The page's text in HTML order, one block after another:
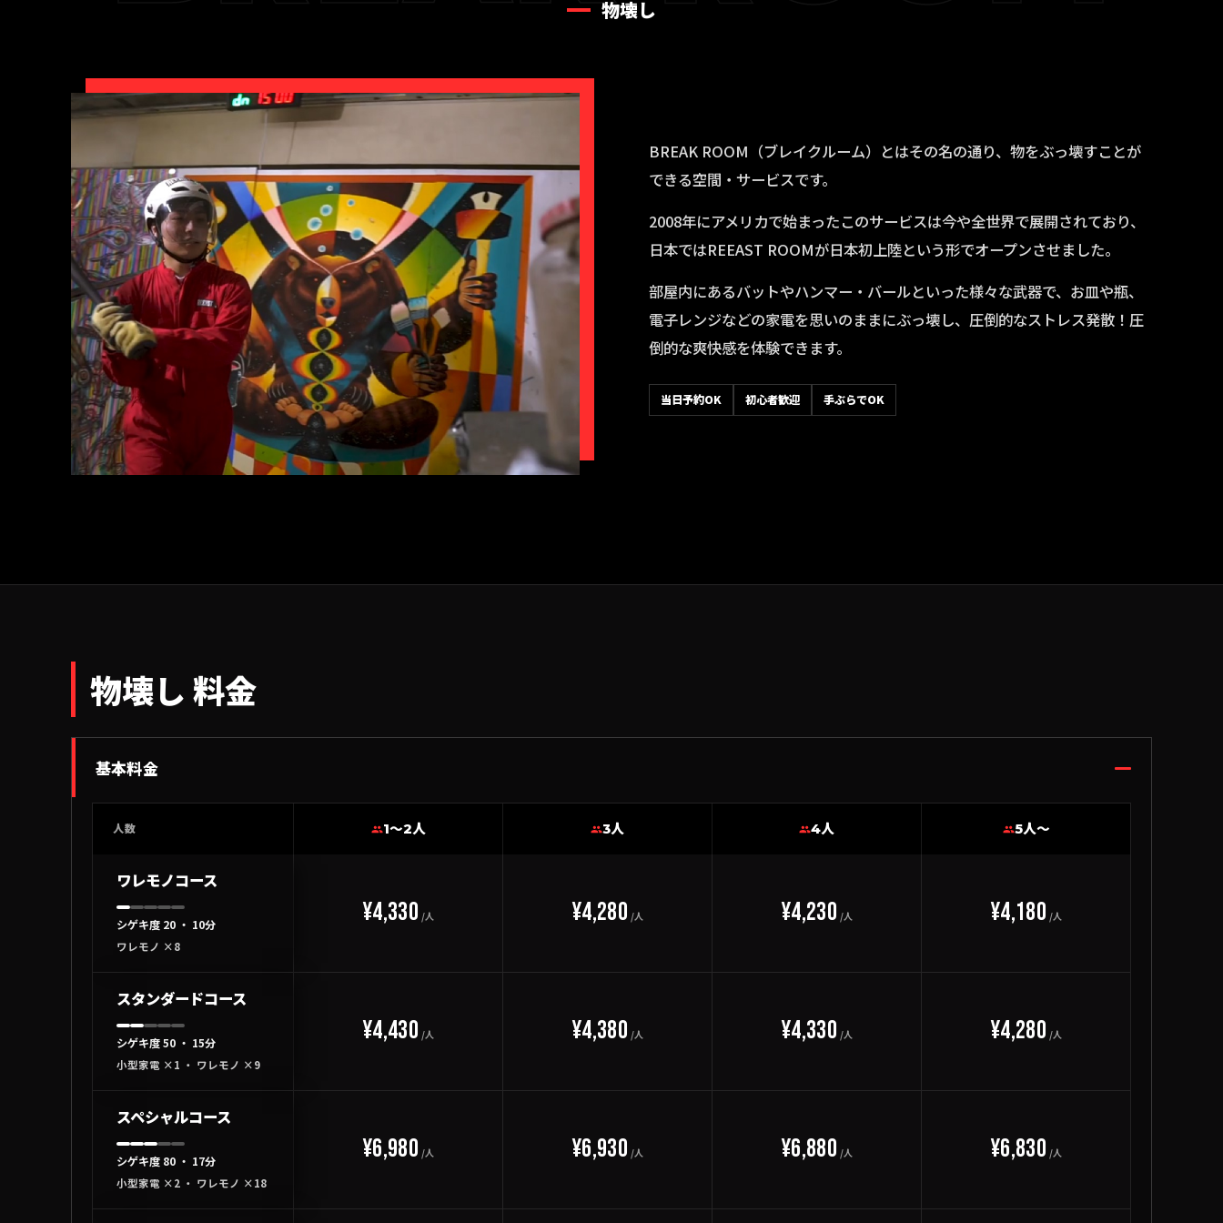
物壊し
BREAK ROOM（ブレイクルーム）とはその名の通り、物をぶっ壊すことが
できる空間・サービスです。
2008年にアメリカで始まったこのサービスは今や全世界で展開されており、
日本ではREEAST ROOMが日本初上陸という形でオープンさせました。
部屋内にあるバットやハンマー・バールといった様々な武器で、お皿や瓶、
電子レンジなどの家電を思いのままにぶっ壊し、圧倒的なストレス発散！圧
倒的な爽快感を体験できます。
当日予約OK 初心者歓迎 手ぶらでOK
物壊し 料金
基本料金
人数 1〜2人 3人 4人 5人〜
ワレモノコース
シゲキ度 20 ・ 10分
ワレモノ ×8
¥4,330 /人 ¥4,280 /人 ¥4,230 /人 ¥4,180 /人
スタンダードコース
シゲキ度 50 ・ 15分
小型家電 ×1 ・ ワレモノ ×9
¥4,430 /人 ¥4,380 /人 ¥4,330 /人 ¥4,280 /人
スペシャルコース
シゲキ度 80 ・ 17分
小型家電 ×2 ・ ワレモノ ×18
¥6,980 /人 ¥6,930 /人 ¥6,880 /人 ¥6,830 /人